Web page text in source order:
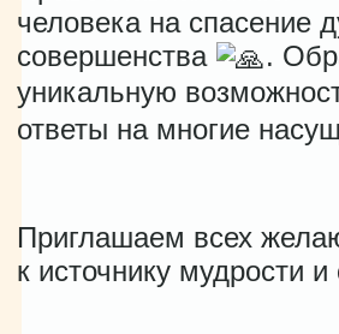
человека на спасение
совершенства
.
уникальную
ответы на многие
Приглашаем всех
к источнику мудрости и